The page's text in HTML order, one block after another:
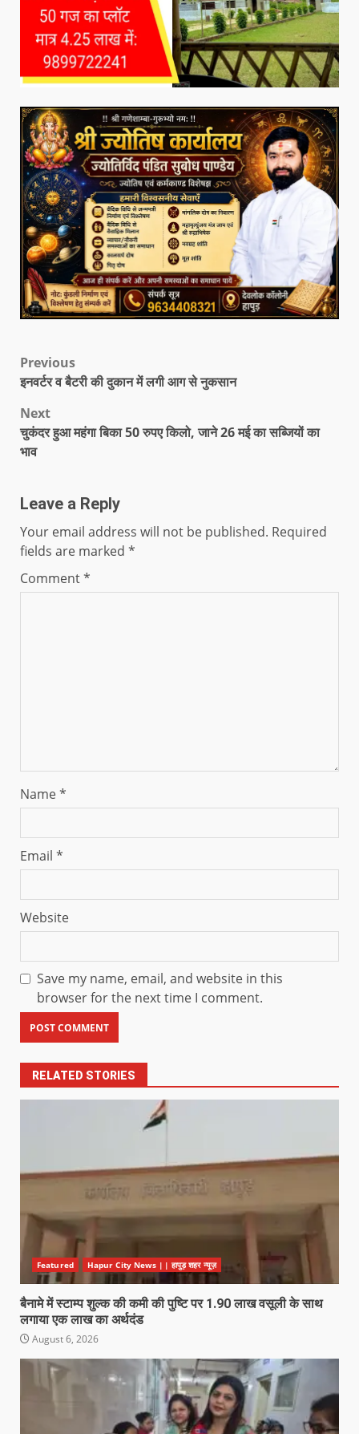
Previous
इनवर्टर व बैटरी की दुकान में लगी आग से नुकसान
Next
चुकंदर हुआ महंगा बिका 50 रुपए किलो, जाने 26 मई का सब्जियों का
भाव
Leave a Reply
Your email address will not be published. Required
fields are marked *
Comment*
Name*
Email *
Website
Save my name, email, and website in this
browser for the next time I comment.
RELATED STORIES
Featured Hapur City News || हापुड़ शहर न्यूज़
बैनामे में स्टाम्प शुल्क की कमी की पुष्टि पर 1.90 लाख वसूली के साथ
लगाया एक लाख का अर्थदंड
August 6, 2026